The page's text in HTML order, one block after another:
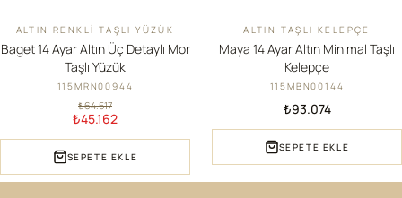
İNDIRIM
ALTIN RENKLI TAŞLI YÜZÜK
Baget 14 Ayar Altın Üç Detaylı Mor
Taşlı Yüzük
115MRN00944
₺64.517
₺45.162
SEPETE EKLE
YENI
ALTIN TAŞLI KELEPÇE
Maya 14 Ayar Altın Minimal Taşlı
Kelepçe
115MBN00144
₺93.074
SEPETE EKLE